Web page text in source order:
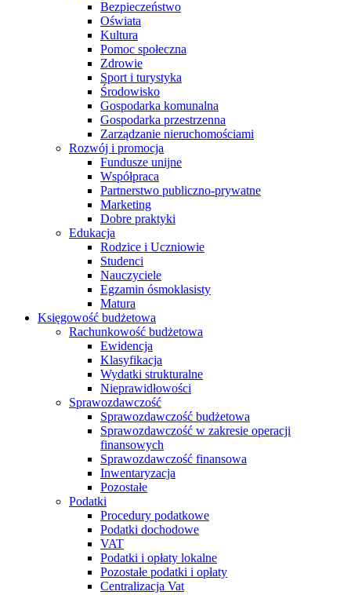
Bezpieczeństwo
Oświata
Kultura
Pomoc społeczna
Zdrowie
Sport i turystyka
Środowisko
Gospodarka komunalna
Gospodarka przestrzenna
Zarządzanie nieruchomościami
Rozwój i promocja
Fundusze unijne
Współpraca
Partnerstwo publiczno-prywatne
Marketing
Dobre praktyki
Edukacja
Rodzice i Uczniowie
Studenci
Nauczyciele
Egzamin ósmoklasisty
Matura
Księgowość budżetowa
Rachunkowość budżetowa
Ewidencja
Klasyfikacja
Wydatki strukturalne
Nieprawidłowości
Sprawozdawczość
Sprawozdawczość budżetowa
Sprawozdawczość w zakresie operacji
finansowych
Sprawozdawczość finansowa
Inwentaryzacja
Pozostałe
Podatki
Procedury podatkowe
Podatki dochodowe
VAT
Podatki i opłaty lokalne
Pozostałe podatki i opłaty
Centralizacja Vat